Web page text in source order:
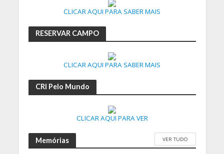
CLICAR AQUI PARA SABER MAIS
RESERVAR CAMPO
CLICAR AQUI PARA SABER MAIS
CRI Pelo Mundo
CLICAR AQUI PARA VER
Memórias VER TUDO